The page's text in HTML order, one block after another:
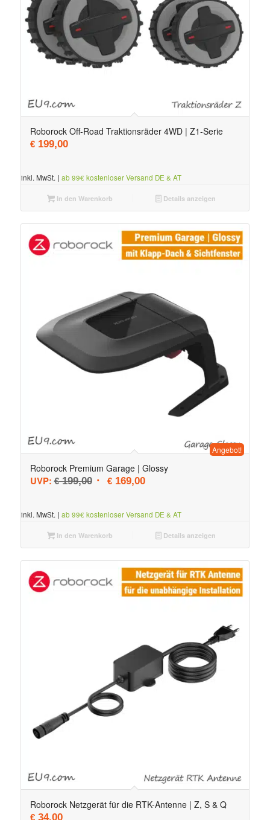
Roborock Off-Road Traktionsräder 4WD | Z1-Serie
€199,00
inkl. MwSt. | ab 99€ kostenloser Versand DE & AT
In den Warenkorb Details anzeigen
Roborock Premium Garage | Glossy
UVP: €199,00 Ursprünglicher Preis war: € 199,00
€169,00Aktueller Preis ist: € 169,00.
Angebot!
inkl. MwSt. | ab 99€ kostenloser Versand DE & AT
In den Warenkorb Details anzeigen
Roborock Netzgerät für die RTK-Antenne | Z, S & Q
€34,00